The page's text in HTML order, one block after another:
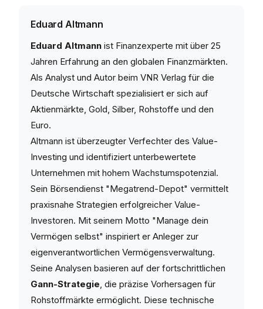
Eduard Altmann
Eduard Altmann ist Finanzexperte mit über 25
Jahren Erfahrung an den globalen Finanzmärkten.
Als Analyst und Autor beim VNR Verlag für die
Deutsche Wirtschaft spezialisiert er sich auf
Aktienmärkte, Gold, Silber, Rohstoffe und den
Euro.
Altmann ist überzeugter Verfechter des Value-
Investing und identifiziert unterbewertete
Unternehmen mit hohem Wachstumspotenzial.
Sein Börsendienst "Megatrend-Depot" vermittelt
praxisnahe Strategien erfolgreicher Value-
Investoren. Mit seinem Motto "Manage dein
Vermögen selbst" inspiriert er Anleger zur
eigenverantwortlichen Vermögensverwaltung.
Seine Analysen basieren auf der fortschrittlichen
Gann-Strategie , die präzise Vorhersagen für
Rohstoffmärkte ermöglicht. Diese technische